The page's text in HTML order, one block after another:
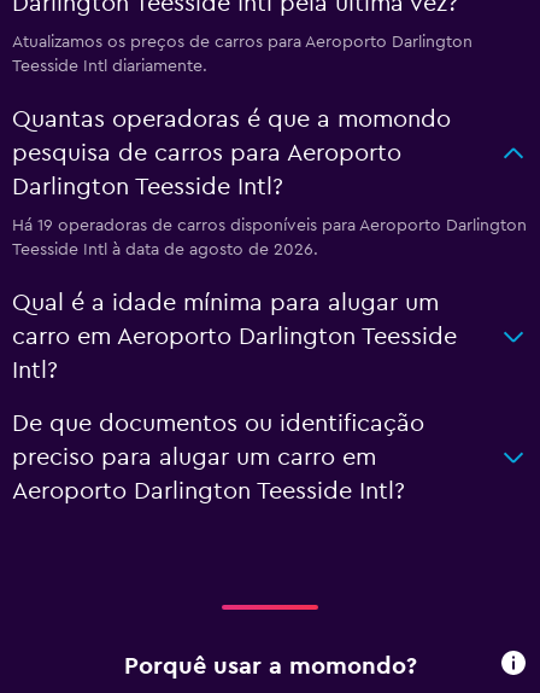
Atualizamos os preços de carros para Aeroporto Darlington
Teesside Intl diariamente.
Quantas operadoras é que a momondo
pesquisa de carros para Aeroporto
Darlington Teesside Intl?
Há 19 operadoras de carros disponíveis para Aeroporto Darlington
Teesside Intl à data de agosto de 2026.
Qual é a idade mínima para alugar um
carro em Aeroporto Darlington Teesside
Intl?
De que documentos ou identificação
preciso para alugar um carro em
Aeroporto Darlington Teesside Intl?
Porquê usar a momondo?